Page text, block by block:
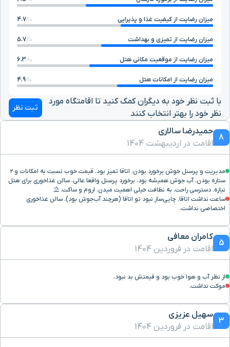
خانه تاریخی
کیانپور(گیلانیان)
۲۴ دقیقه با خودرو (۱۱ کیلومتر و ۳۶۳ متر)
دردشت
باغ پرندگان ۲۵ دقیقه با خودرو (۱۱ کیلومتر و ۶۰۷ متر)
بیمارستان چمران ۲۰ دقیقه با خودرو (۱۱ کیلومتر و ۶۵۴ متر)
مسجد جامع(مسجد جامع
عتیق)
۲۹ دقیقه با خودرو (۱۱ کیلومتر و ۶۸۳ متر)
مسجد جامع برسیان
ایستگاه مترو شهدا
لادان ۲۸ دقیقه با خودرو (۱۲ کیلومتر و ۷۸۸ متر)
میزان رضایت از کیفیت غذا و پذیرایی 10/
4.7
میزان رضایت از تمیزی و بهداشت 10/
5.7
میزان رضایت از موقعیت مکانی هتل 10/
6.3
میزان رضایت از امکانات هتل 10/
4.9
با ثبت نظر خود به دیگران کمک کنید تا اقامتگاه مورد
نظر خود را بهتر انتخاب کنند
ثبت نظر
8
حمیدرضا سالاری
اقامت در اردیبهشت 1404
مدیریت و پرسنل خوش برخورد بودن. اتاقا تمیز بود. قیمت خوب نسبت به امکانات و ۲
ستاره بودن. آب جوش همیشه بود. برخورد پرسنل واقعا عالی. سالن غذاخوری برای هتل
نیازه. دسترسی راحت. به نظافت خیلی اهمیت میدن. اروم و ساکت. ⛱️
ساعت نداشت اتاقا. چایی‌ساز نبود تو اتاقا (هرچند آب‌جوش بود). سالن غذاخوری
اختصاصی نداشت.
5
کامران معافی
اقامت در فروردین 1404
از نظر آب‌ و هوا خوب بود و قیمتش بد نبود.
موکت نداشت.
3
سهیل عزیزی
اقامت در فروردین 1404